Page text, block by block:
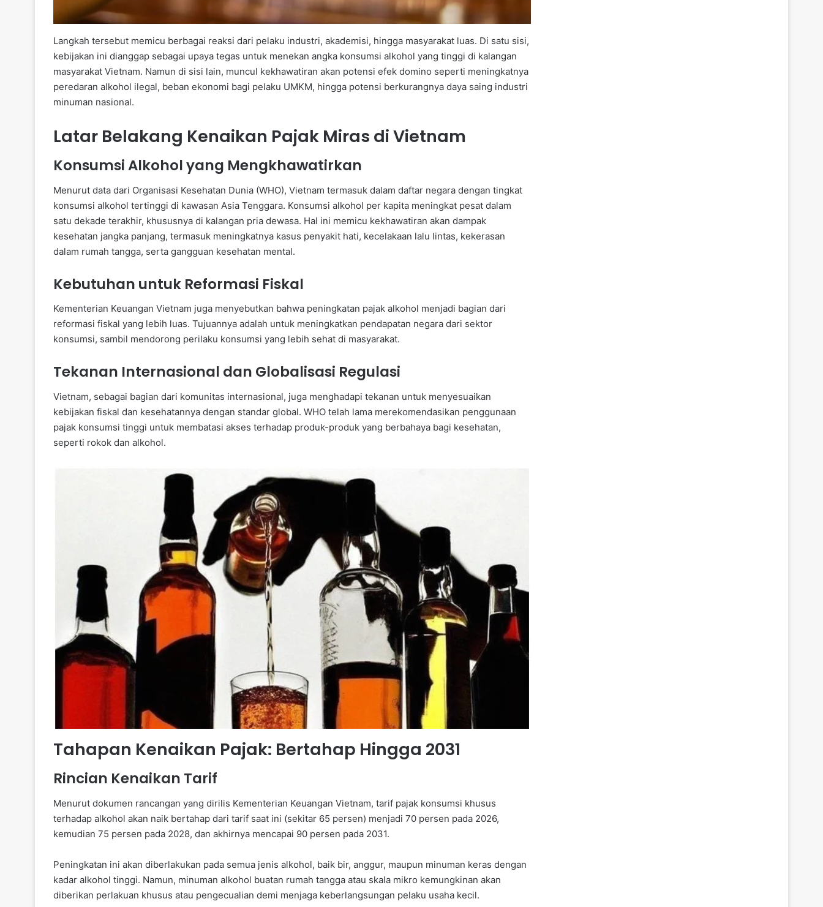
Langkah tersebut memicu berbagai reaksi dari pelaku industri, akademisi, hingga masyarakat luas. Di satu sisi,
kebijakan ini dianggap sebagai upaya tegas untuk menekan angka konsumsi alkohol yang tinggi di kalangan
masyarakat Vietnam. Namun di sisi lain, muncul kekhawatiran akan potensi efek domino seperti meningkatnya
peredaran alkohol ilegal, beban ekonomi bagi pelaku UMKM, hingga potensi berkurangnya daya saing industri
minuman nasional.
Latar Belakang Kenaikan Pajak Miras di Vietnam
Konsumsi Alkohol yang Mengkhawatirkan
Menurut data dari Organisasi Kesehatan Dunia (WHO), Vietnam termasuk dalam daftar negara dengan tingkat
konsumsi alkohol tertinggi di kawasan Asia Tenggara. Konsumsi alkohol per kapita meningkat pesat dalam
satu dekade terakhir, khususnya di kalangan pria dewasa. Hal ini memicu kekhawatiran akan dampak
kesehatan jangka panjang, termasuk meningkatnya kasus penyakit hati, kecelakaan lalu lintas, kekerasan
dalam rumah tangga, serta gangguan kesehatan mental.
Kebutuhan untuk Reformasi Fiskal
Kementerian Keuangan Vietnam juga menyebutkan bahwa peningkatan pajak alkohol menjadi bagian dari
reformasi fiskal yang lebih luas. Tujuannya adalah untuk meningkatkan pendapatan negara dari sektor
konsumsi, sambil mendorong perilaku konsumsi yang lebih sehat di masyarakat.
Tekanan Internasional dan Globalisasi Regulasi
Vietnam, sebagai bagian dari komunitas internasional, juga menghadapi tekanan untuk menyesuaikan
kebijakan fiskal dan kesehatannya dengan standar global. WHO telah lama merekomendasikan penggunaan
pajak konsumsi tinggi untuk membatasi akses terhadap produk-produk yang berbahaya bagi kesehatan,
seperti rokok dan alkohol.
Tahapan Kenaikan Pajak: Bertahap Hingga 2031
Rincian Kenaikan Tarif
Menurut dokumen rancangan yang dirilis Kementerian Keuangan Vietnam, tarif pajak konsumsi khusus
terhadap alkohol akan naik bertahap dari tarif saat ini (sekitar 65 persen) menjadi 70 persen pada 2026,
kemudian 75 persen pada 2028, dan akhirnya mencapai 90 persen pada 2031.
Peningkatan ini akan diberlakukan pada semua jenis alkohol, baik bir, anggur, maupun minuman keras dengan
kadar alkohol tinggi. Namun, minuman alkohol buatan rumah tangga atau skala mikro kemungkinan akan
diberikan perlakuan khusus atau pengecualian demi menjaga keberlangsungan pelaku usaha kecil.